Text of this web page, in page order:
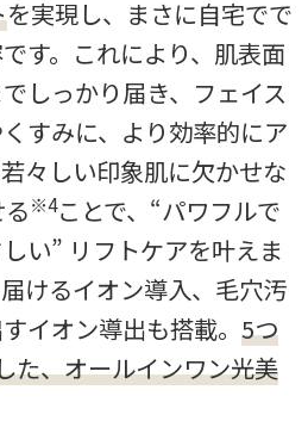
を実現し、まさに自宅でで
す。これにより、肌表面
しっかり届き、フェイス
すみに、より効率的にア
々しい印象肌に欠かせな
※4ことで、“パワフルで
い” リフトケアを叶えま
けるイオン導入、毛穴汚
イオン導出も搭載。 5つ
た、オールインワン光美